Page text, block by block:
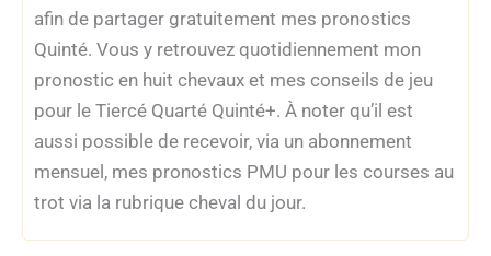
afin de partager gratuitement mes pronostics
Quinté. Vous y retrouvez quotidiennement mon
pronostic en huit chevaux et mes conseils de jeu
pour le Tiercé Quarté Quinté+. À noter qu’il est
aussi possible de recevoir, via un abonnement
mensuel, mes pronostics PMU pour les courses au
trot via la rubrique cheval du jour.